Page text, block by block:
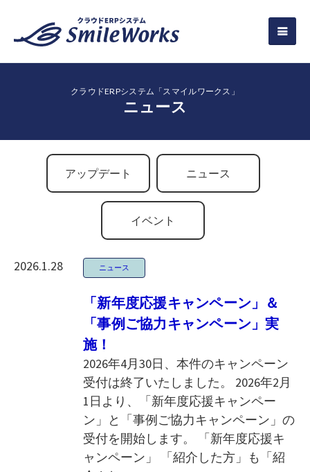
クラウドERPシステム「スマイルワークス」
ニュース
アップデート ニュース
イベント
2026.1.28 ニュース
「新年度応援キャンペーン」＆
「事例ご協力キャンペーン」実
施！
2026年4月30日、本件のキャンペーン
受付は終了いたしました。 2026年2月
1日より、「新年度応援キャンペー
ン」と「事例ご協力キャンペーン」の
受付を開始します。 「新年度応援キ
ャンペーン」 「紹介した方」も「紹